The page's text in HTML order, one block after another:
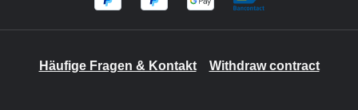
Häufige Fragen & Kontakt Withdraw contract